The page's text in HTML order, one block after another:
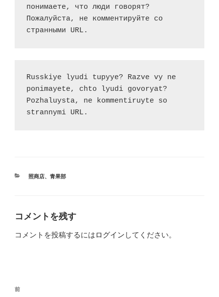
понимаете, что люди говорят?
Пожалуйста, не комментируйте со
странными URL.
Russkiye lyudi tupyye? Razve vy ne
ponimayete, chto lyudi govoryat?
Pozhaluysta, ne kommentiruyte so
strannymi URL.
カ
照商店、 青果部
コメントを残す
コメントを投稿するにはログイン してください。
投
前
前